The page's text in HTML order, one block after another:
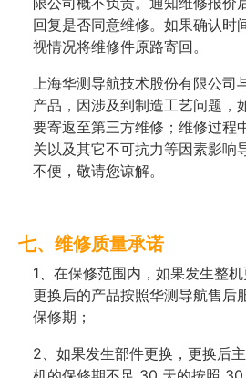
回复是否同意维修。如果确认时
视情况将维修件原路寄回。
上海华测导航技术股份有限公司
产品，因涉及到制造工艺问题，
要寄返至第三方维修；维修过程
关以及其它不可抗力等因素影响
不便，敬请您谅解。
七、维修质量承诺
1、在保修范围内，如果发生整
更换后的产品按照华测导航售后
保修期；
2、如果发生部件更换，更换后